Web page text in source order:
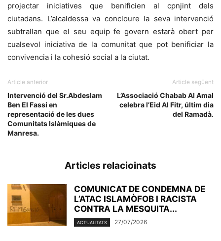
projectar iniciatives que benificien al cpnjint dels
ciutadans. L’alcaldessa va concloure la seva intervenció
subtrallan que el seu equip fe govern estarà obert per
cualsevol iniciativa de la comunitat que pot benificiar la
convivencia i la cohesió social a la ciutat.
Article anterior
Intervenció del Sr.Abdeslam
Ben El Fassi en
representació de les dues
Comunitats Islàmiques de
Manresa.
Article següent
L’Associació Chabab Al Amal
celebra l’Eid Al Fitr, últim dia
del Ramadà.
Articles relacioinats
COMUNICAT DE CONDEMNA DE
L’ATAC ISLAMÒFOB I RACISTA
CONTRA LA MESQUITA...
ACTUALITATS 27/07/2026